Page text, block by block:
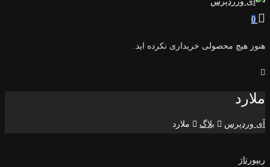
0
هنوز هیچ محصولی خریداری نکرده اید.
ملارد
آی وردپرس بلاگ ملارد
ریپورتاژ